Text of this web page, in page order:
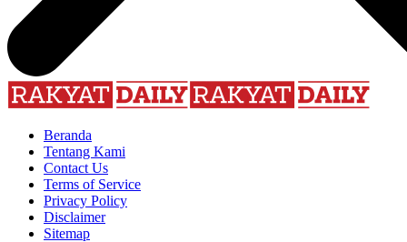
Beranda
Tentang Kami
Contact Us
Terms of Service
Privacy Policy
Disclaimer
Sitemap